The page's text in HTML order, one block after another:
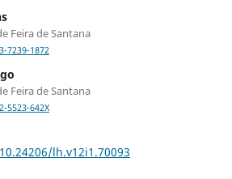
Feira de Santana
7239-1872
Feira de Santana
5523-642X
lh.v12i1.70093